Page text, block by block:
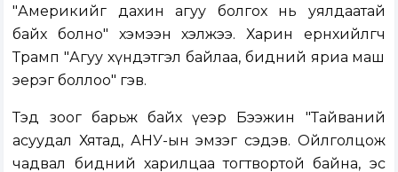
"Америкийг дахин агуу болгох нь уялдаатай
байх болно" хэмээн хэлжээ. Харин ерөнхийлөгч
Трамп "Агуу хүндэтгэл байлаа, бидний яриа маш
эерэг боллоо" гэв.
Тэд зоог барьж байх үеэр Бээжин "Тайваний
асуудал Хятад, АНУ-ын эмзэг сэдэв. Ойлголцож
чадвал бидний харилцаа тогтвортой байна, эс